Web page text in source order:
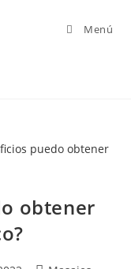
Menú
obtener